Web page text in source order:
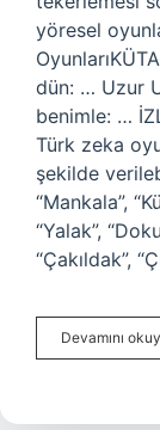
yöresel
dün: … Uzur
benimle: …
Türk zeka
şekilde
“Mankala”,
“Yalak”,
“Çakıldak”,
Devamını